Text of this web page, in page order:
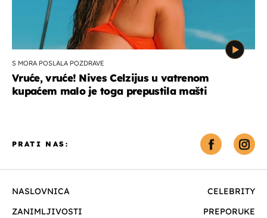
S MORA POSLALA POZDRAVE
Vruće, vruće! Nives Celzijus u vatrenom
kupaćem malo je toga prepustila mašti
NASLOVNICA
CELEBRITY
ZANIMLJIVOSTI
PREPORUKE
PRATI NAS: